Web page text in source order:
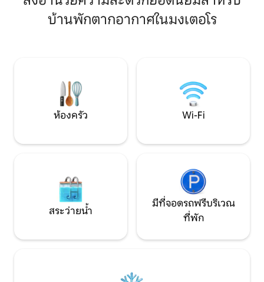
พักผ่อน - ปราสาทที่มีชื่อเสียงที่สุดของ
Seine-et-Marne (Fontainebleau, Vaux-
le-Vicomte, Blandy-les-tours...) - ต้องดู
เหมาะสำหรับคน
หาแรงบันดาลใจห
บ้านพักตากอากาศในมงเตอโร
ห้องครัว Wi-Fi
สระว่ายน้ำ
มีที่จอดรถฟรีบริเวณ
ที่พัก